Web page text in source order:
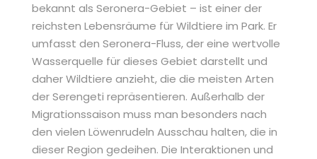
bekannt als Seronera-Gebiet – ist einer der
reichsten Lebensräume für Wildtiere im Park. Er
umfasst den Seronera-Fluss, der eine wertvolle
Wasserquelle für dieses Gebiet darstellt und
daher Wildtiere anzieht, die die meisten Arten
der Serengeti repräsentieren. Außerhalb der
Migrationssaison muss man besonders nach
den vielen Löwenrudeln Ausschau halten, die in
dieser Region gedeihen. Die Interaktionen und